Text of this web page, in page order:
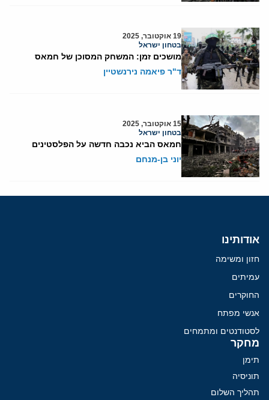
19 אוקטובר, 2025
בטחון ישראל
מושכים זמן: המשחק המסוכן של חמאס
ד"ר פיאמה נירנשטיין
15 אוקטובר, 2025
בטחון ישראל
חמאס הביא נכבה חדשה על הפלסטינים
יוני בן-מנחם
אודותינו
חזון ומשימה
עמיתים
החוקרים
אנשי מפתח
לסטודנטים ומתמחים
מחקר
תימן
תוניסיה
תהליך השלום